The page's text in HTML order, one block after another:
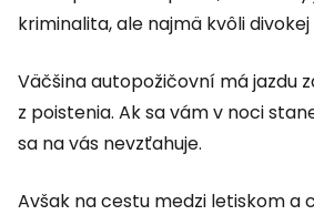
kriminalita, ale najmä kvôli
Väčšina autopožičovní má jazdu
z poistenia. Ak sa vám v noci
sa na vás nevzťahuje.
Avšak na cestu medzi letiskom a